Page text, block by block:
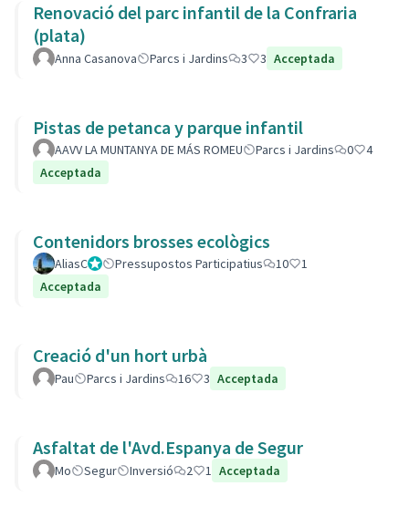
Renovació del parc infantil de la Confraria
(plata)
Anna Casanova Parcs i Jardins 3 3 Acceptada
Pistas de petanca y parque infantil
AAVV LA MUNTANYA DE MÁS ROMEU Parcs i Jardins 0
4
Acceptada
Contenidors brosses ecològics
AliasCGestorPressupostos Participatius 10
1
Acceptada
Creació d'un hort urbà
Pau Parcs i Jardins 16 3 Acceptada
Asfaltat de l'Avd.Espanya de Segur
Mo Segur Inversió 2 1 Acceptada